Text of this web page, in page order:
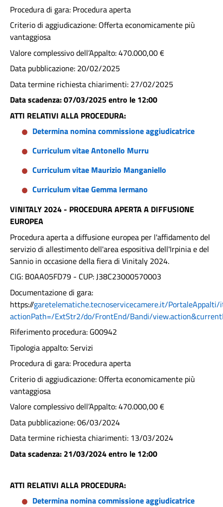
Procedura di gara: Procedura aperta
Criterio di aggiudicazione: Offerta economicamente più
vantaggiosa
Valore complessivo dell’Appalto: 470.000,00 €
Data pubblicazione: 20/02/2025
Data termine richiesta chiarimenti: 27/02/2025
Data scadenza: 07/03/2025 entro le 12:00
ATTI RELATIVI ALLA PROCEDURA:
Determina nomina commissione aggiudicatrice
Curriculum vitae Antonello Murru
Curriculum vitae Maurizio Manganiello
Curriculum vitae Gemma Iermano
VINITALY 2024 - PROCEDURA APERTA A DIFFUSIONE
EUROPEA
Procedura aperta a diffusione europea per l'affidamento del
servizio di allestimento dell'area espositiva dell'Irpinia e del
Sannio in occasione della fiera di Vinitaly 2024.
CIG: B0AA05FD79 - CUP: J38C23000570003
Documentazione di gara:
https://garetelematiche.tecnoservicecamere.it/
actionPath=/ExtStr2/do/FrontEnd/Bandi/
Riferimento procedura: G00942
Tipologia appalto: Servizi
Procedura di gara: Procedura aperta
Criterio di aggiudicazione: Offerta economicamente più
vantaggiosa
Valore complessivo dell’Appalto: 470.000,00 €
Data pubblicazione: 06/03/2024
Data termine richiesta chiarimenti: 13/03/2024
Data scadenza: 21/03/2024 entro le 12:00
ATTI RELATIVI ALLA PROCEDURA:
Determina nomina commissione aggiudicatrice